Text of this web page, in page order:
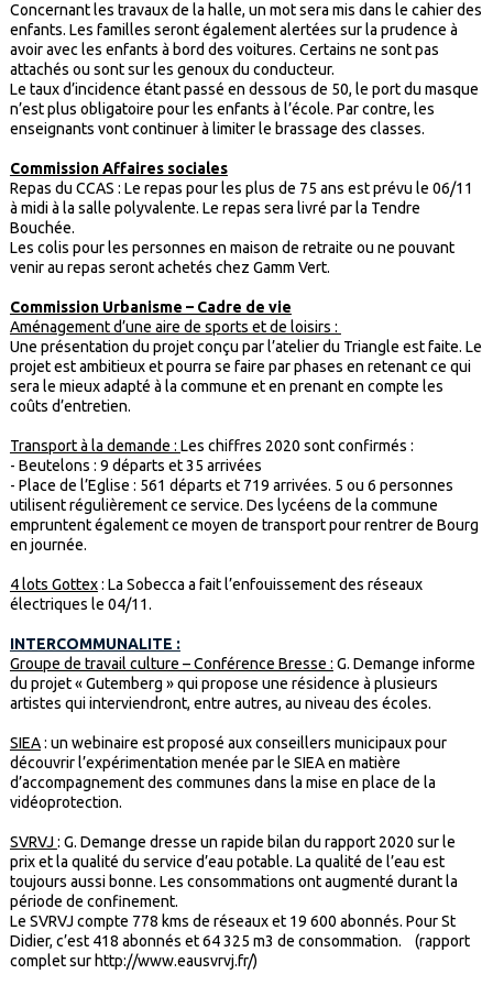
Concernant les travaux de la halle, un mot sera mis dans le cahier des
enfants. Les familles seront également alertées sur la prudence à
avoir avec les enfants à bord des voitures. Certains ne sont pas
attachés ou sont sur les genoux du conducteur.
Le taux d’incidence étant passé en dessous de 50, le port du masque
n’est plus obligatoire pour les enfants à l’école. Par contre, les
enseignants vont continuer à limiter le brassage des classes.
Commission Affaires sociales
Repas du CCAS : Le repas pour les plus de 75 ans est prévu le 06/11
à midi à la salle polyvalente. Le repas sera livré par la Tendre
Bouchée.
Les colis pour les personnes en maison de retraite ou ne pouvant
venir au repas seront achetés chez Gamm Vert.
Commission Urbanisme – Cadre de vie
Aménagement d’une aire de sports et de loisirs :
Une présentation du projet conçu par l’atelier du Triangle est faite. Le
projet est ambitieux et pourra se faire par phases en retenant ce qui
sera le mieux adapté à la commune et en prenant en compte les
coûts d’entretien.
Transport à la demande : Les chiffres 2020 sont confirmés :
- Beutelons : 9 départs et 35 arrivées
- Place de l’Eglise : 561 départs et 719 arrivées. 5 ou 6 personnes
utilisent régulièrement ce service. Des lycéens de la commune
empruntent également ce moyen de transport pour rentrer de Bourg
en journée.
4 lots Gottex: La Sobecca a fait l’enfouissement des réseaux
électriques le 04/11.
INTERCOMMUNALITE :
Groupe de travail culture – Conférence Bresse : G. Demange informe
du projet « Gutemberg » qui propose une résidence à plusieurs
artistes qui interviendront, entre autres, au niveau des écoles.
SIEA: un webinaire est proposé aux conseillers municipaux pour
découvrir l’expérimentation menée par le SIEA en matière
d’accompagnement des communes dans la mise en place de la
vidéoprotection.
SVRVJ: G. Demange dresse un rapide bilan du rapport 2020 sur le
prix et la qualité du service d’eau potable. La qualité de l’eau est
toujours aussi bonne. Les consommations ont augmenté durant la
période de confinement.
Le SVRVJ compte 778 kms de réseaux et 19 600 abonnés. Pour St
Didier, c’est 418 abonnés et 64 325 m3 de consommation. (rapport
complet sur http://www.eausvrvj.fr/)